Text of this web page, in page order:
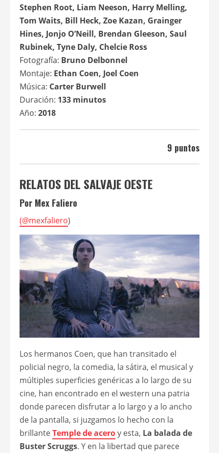
Stephen Root, Liam Neeson, Harry Melling,
Tom Waits, Bill Heck, Zoe Kazan, Grainger
Hines, Jonjo O’Neill, Brendan Gleeson, Saul
Rubinek, Tyne Daly, Chelcie Ross
Fotografía: Bruno Delbonnel
Montaje: Ethan Coen, Joel Coen
Música: Carter Burwell
Duración: 133 minutos
Año: 2018
9 puntos
RELATOS DEL SALVAJE OESTE
Por Mex Faliero
(@mexfaliero)
Los hermanos Coen, que han transitado el
policial negro, la comedia, la sátira, el musical y
múltiples superficies genéricas a lo largo de su
cine, han encontrado en el western una patria
donde parecen disfrutar a lo largo y a lo ancho
de la pantalla, si juzgamos lo hecho con la
brillanteTemple de aceroy esta, La balada de
Buster Scruggs. Y en la libertad que parece